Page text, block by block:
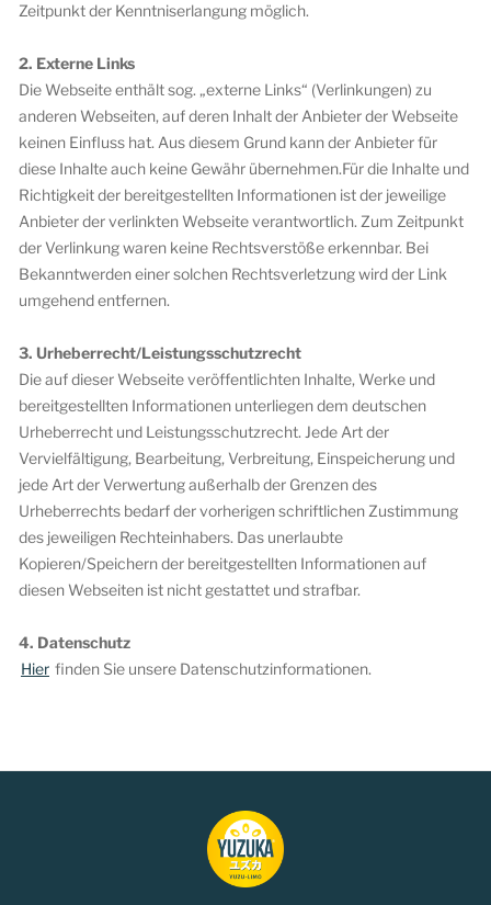
Zeitpunkt der Kenntniserlangung möglich.
2. Externe Links
Die Webseite enthält sog. „externe Links“ (Verlinkungen) zu
anderen Webseiten, auf deren Inhalt der Anbieter der Webseite
keinen Einfluss hat. Aus diesem Grund kann der Anbieter für
diese Inhalte auch keine Gewähr übernehmen.Für die Inhalte und
Richtigkeit der bereitgestellten Informationen ist der jeweilige
Anbieter der verlinkten Webseite verantwortlich. Zum Zeitpunkt
der Verlinkung waren keine Rechtsverstöße erkennbar. Bei
Bekanntwerden einer solchen Rechtsverletzung wird der Link
umgehend entfernen.
3. Urheberrecht/Leistungsschutzrecht
Die auf dieser Webseite veröffentlichten Inhalte, Werke und
bereitgestellten Informationen unterliegen dem deutschen
Urheberrecht und Leistungsschutzrecht. Jede Art der
Vervielfältigung, Bearbeitung, Verbreitung, Einspeicherung und
jede Art der Verwertung außerhalb der Grenzen des
Urheberrechts bedarf der vorherigen schriftlichen Zustimmung
des jeweiligen Rechteinhabers. Das unerlaubte
Kopieren/Speichern der bereitgestellten Informationen auf
diesen Webseiten ist nicht gestattet und strafbar.
4. Datenschutz
Hier finden Sie unsere Datenschutzinformationen.